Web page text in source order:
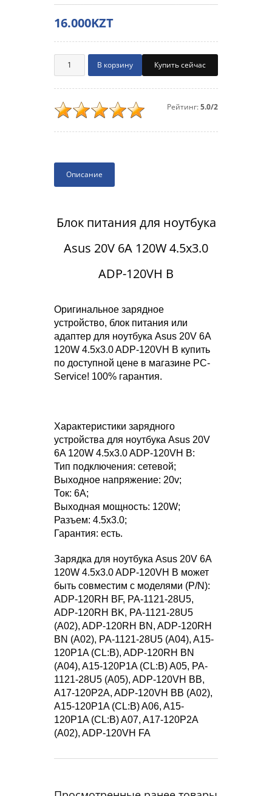
16.000KZT
Купить сейчас
Рейтинг:5.0/2
Описание
Блок питания для ноутбука
Asus 20V 6A 120W 4.5x3.0
ADP-120VH B
Оригинальное зарядное
устройство, блок питания или
адаптер для ноутбука Asus 20V 6A
120W 4.5x3.0 ADP-120VH B купить
по доступной цене в магазине PC-
Service! 100% гарантия.
Характеристики зарядного
устройства для ноутбука Asus 20V
6A 120W 4.5x3.0 ADP-120VH B:
Тип подключения: сетевой;
Выходное напряжение: 20v;
Ток: 6A;
Выходная мощность: 120W;
Разъем: 4.5x3.0;
Гарантия: есть.
Зарядка для ноутбука Asus 20V 6A
120W 4.5x3.0 ADP-120VH B может
быть совместим с моделями (P/N):
ADP-120RH BF, PA-1121-28U5,
ADP-120RH BK, PA-1121-28U5
(A02), ADP-120RH BN, ADP-120RH
BN (A02), PA-1121-28U5 (A04), A15-
120P1A (CL:B), ADP-120RH BN
(A04), A15-120P1A (CL:B) A05, PA-
1121-28U5 (A05), ADP-120VH BB,
A17-120P2A, ADP-120VH BB (A02),
A15-120P1A (CL:B) A06, A15-
120P1A (CL:B) A07, A17-120P2A
(A02), ADP-120VH FA